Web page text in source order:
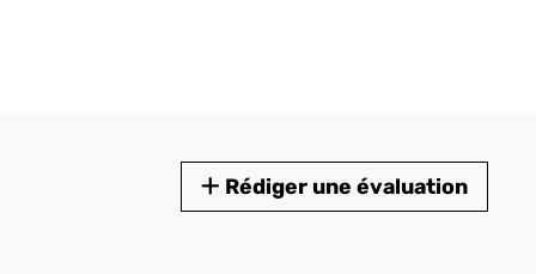
Rédiger une évaluation